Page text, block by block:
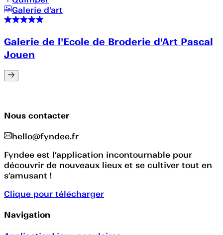
Galerie d'art
Galerie de l'Ecole de Broderie d'Art Pascal
Jouen
Nous contacter
hello@fyndee.fr
Fyndee est l’application incontournable pour
découvrir de nouveaux lieux et se cultiver tout en
s’amusant !
Clique pour télécharger
Navigation